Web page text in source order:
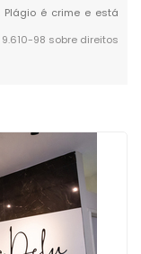
é crime e está
9.610-98 sobre direitos